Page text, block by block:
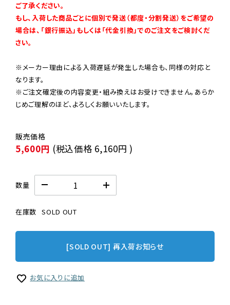
ご了承ください。
もし、入荷した商品ごとに個別で発送（都度・分割発送）をご希望の
場合は、「銀行振込」もしくは「代金引換」でのご注文をご検討くだ
さい。
※メーカー理由による入荷遅延が発生した場合も、同様の対応と
なります。
※ご注文確定後の内容変更・組み換えはお受けできません。あらか
じめご理解のほど、よろしくお願いいたします。
5,600円 (税込価格 6,160円 )
数量
在庫数 SOLD OUT
[SOLD OUT] 再入荷お知らせ
お気に入りに追加